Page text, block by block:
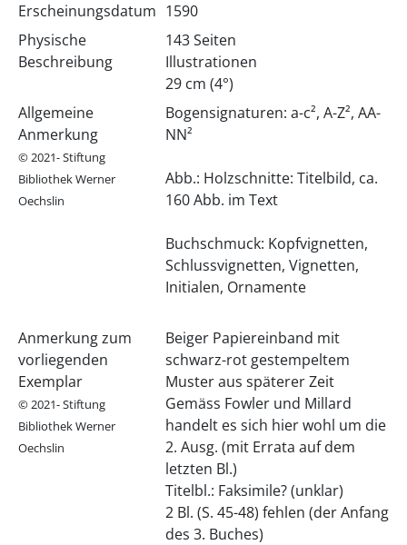
Erscheinungsdatum 1590
Physische
Beschreibung
143 Seiten
Illustrationen
29 cm (4°)
Allgemeine
Anmerkung
© 2021- Stiftung
Bibliothek Werner
Oechslin
Bogensignaturen: a-c², A-Z², AA-
NN²
Abb.: Holzschnitte: Titelbild, ca.
160 Abb. im Text
Buchschmuck: Kopfvignetten,
Schlussvignetten, Vignetten,
Initialen, Ornamente
Anmerkung zum
vorliegenden
Exemplar
© 2021- Stiftung
Bibliothek Werner
Oechslin
Beiger Papiereinband mit
schwarz-rot gestempeltem
Muster aus späterer Zeit
Gemäss Fowler und Millard
handelt es sich hier wohl um die
2. Ausg. (mit Errata auf dem
letzten Bl.)
Titelbl.: Faksimile? (unklar)
2 Bl. (S. 45-48) fehlen (der Anfang
des 3. Buches)